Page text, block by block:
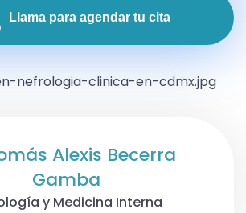
Llama para agendar tu cita
Alexis Becerra
Gamba
y Medicina Interna